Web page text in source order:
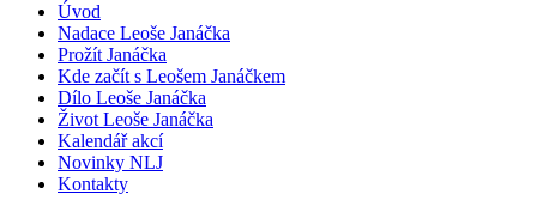
Úvod
Nadace Leoše Janáčka
Prožít Janáčka
Kde začít s Leošem Janáčkem
Dílo Leoše Janáčka
Život Leoše Janáčka
Kalendář akcí
Novinky NLJ
Kontakty